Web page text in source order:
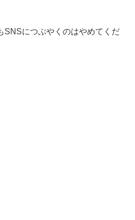
SNSにつぶやくのはやめてくだ